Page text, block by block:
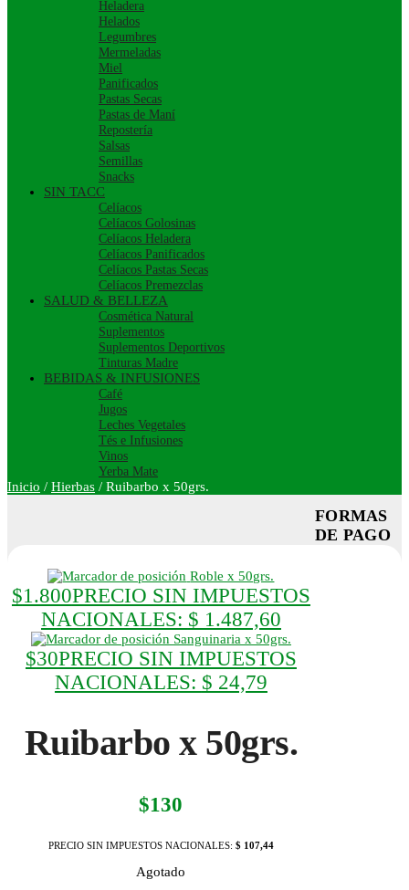
Heladera
Helados
Legumbres
Mermeladas
Miel
Panificados
Pastas Secas
Pastas de Maní
Repostería
Salsas
Semillas
Snacks
SIN TACC
Celíacos
Celíacos Golosinas
Celíacos Heladera
Celíacos Panificados
Celíacos Pastas Secas
Celíacos Premezclas
SALUD & BELLEZA
Cosmética Natural
Suplementos
Suplementos Deportivos
Tinturas Madre
BEBIDAS & INFUSIONES
Café
Jugos
Leches Vegetales
Tés e Infusiones
Vinos
Yerba Mate
Inicio / Hierbas / Ruibarbo x 50grs.
Roble x 50grs.
$1.800PRECIO SIN IMPUESTOS
NACIONALES: $ 1.487,60
Sanguinaria x 50grs.
$30PRECIO SIN IMPUESTOS
NACIONALES: $ 24,79
Ruibarbo x 50grs.
$130
PRECIO SIN IMPUESTOS NACIONALES: $ 107,44
Agotado
FORMAS
DE PAGO